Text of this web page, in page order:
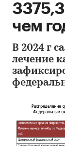
чем
В 2024 г
лечение